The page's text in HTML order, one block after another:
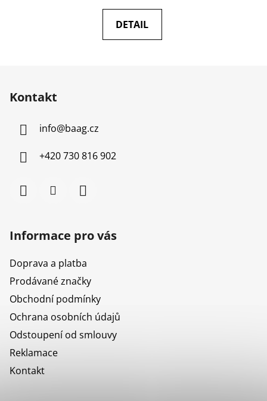
4,8
z
DETAIL
Kontakt
info@baag.cz
+420 730 816 902
Informace pro vás
Doprava a platba
Prodávané značky
Obchodní podmínky
Ochrana osobních údajů
Odstoupení od smlouvy
Reklamace
Kontakt